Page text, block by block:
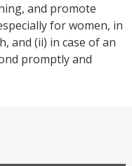
and promote
for women, in
and (ii) in case of an
promptly and